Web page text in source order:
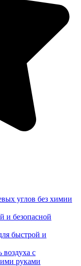
углов без химии
и безопасной
быстрой и
с
руками